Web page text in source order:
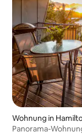
Wohnung in
Panorama-